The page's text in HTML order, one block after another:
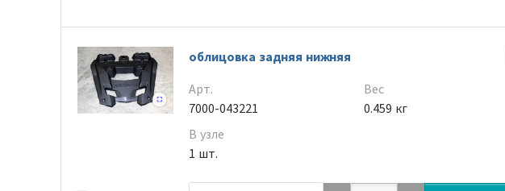
облицовка задняя нижняя
Арт.
7000-043221
В узле
1 шт.
Вес
0.459 кг